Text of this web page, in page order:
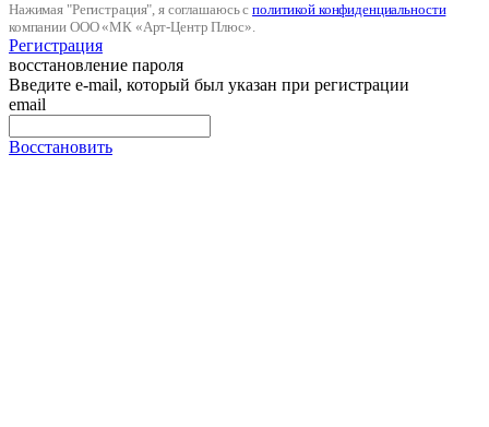
Нажимая "Регистрация", я соглашаюсь сполитикой конфиденциальности
компании ООО «МК «Арт-Центр Плюс».
Регистрация
восстановление пароля
Введите e-mail, который был указан при регистрации
email
Восстановить